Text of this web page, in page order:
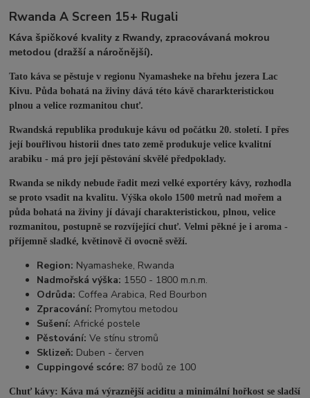
Rwanda A Screen 15+ Rugali
Káva špičkové kvality z Rwandy, zpracovávaná mokrou
metodou (dražší a náročnější).
Tato káva se pěstuje v regionu Nyamasheke na břehu jezera Lac
Kivu. Půda bohatá na živiny dává této kávě chararkteristickou
plnou a velice rozmanitou chuť.
Rwandská republika produkuje kávu od počátku 20. století. I přes
její bouřlivou historii dnes tato země produkuje velice kvalitní
arabiku - má pro její pěstování skvělé předpoklady.
Rwanda se nikdy nebude řadit mezi velké exportéry kávy, rozhodla
se proto vsadit na kvalitu. Výška okolo 1500 metrů nad mořem a
půda bohatá na živiny jí dávají charakteristickou, plnou, velice
rozmanitou, postupně se rozvíjející chuť. Velmi pěkné je i aroma -
příjemně sladké, květinově či ovocně svěží.
Region: Nyamasheke, Rwanda
Nadmořská výška: 1550 - 1800 m.n.m.
Odrůda: Coffea Arabica, Red Bourbon
Zpracování: Promytou metodou
Sušení: Africké postele
Pěstování: Ve stínu stromů
Sklizeň: Duben - červen
Cuppingové scóre: 87 bodů ze 100
Chuť kávy: Káva má výraznější aciditu a minimální hořkost se sladší